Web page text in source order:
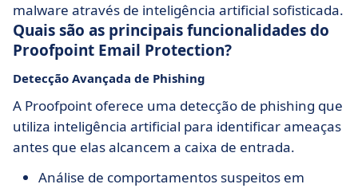
malware através de inteligência artificial sofisticada.
Quais são as principais funcionalidades do
Proofpoint Email Protection?
Detecção Avançada de Phishing
A Proofpoint oferece uma detecção de phishing que
utiliza inteligência artificial para identificar ameaças
antes que elas alcancem a caixa de entrada.
Análise de comportamentos suspeitos em